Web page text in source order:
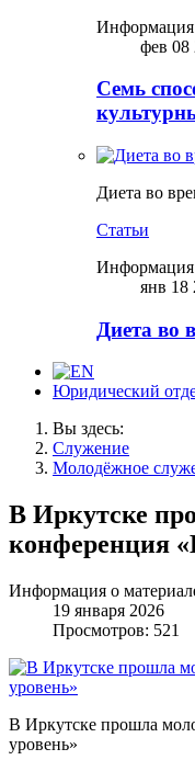
Информация
фев 08
Семь
Диета во
Статьи
Информация
янв 18
Диета во
Юридический
Вы здесь:
Служение
Молодёжное
В Иркутске
конференция
Информация о
19 января 2026
Просмотров: 521
В Иркутске прошла
уровень»